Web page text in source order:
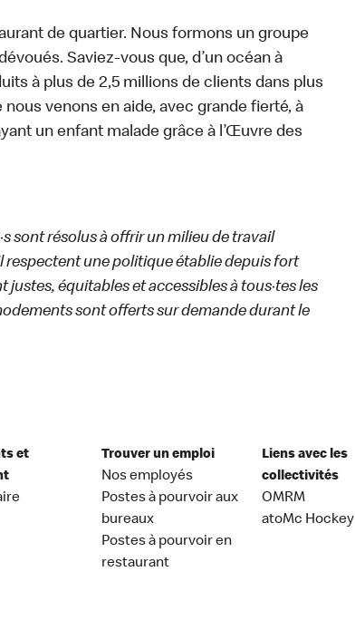
de quartier. Nous formons un groupe
Saviez-vous que, d’un océan à
à plus de 2,5 millions de clients dans plus
venons en aide, avec grande fierté, à
un enfant malade grâce à l’Œuvre des
sont résolus à offrir un milieu de travail
respectent une politique établie depuis fort
équitables et accessibles à tous·tes les
sont offerts sur demande durant le
et
Trouver un emploi
Nos employés
Postes à pourvoir aux
bureaux
Postes à pourvoir en
restaurant
Liens avec les
collectivités
OMRM
atoMc Hockey